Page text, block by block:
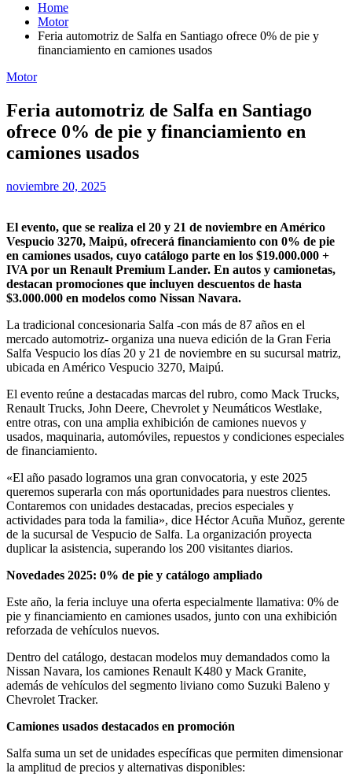
Home
Motor
Feria automotriz de Salfa en Santiago ofrece 0% de pie y
financiamiento en camiones usados
Motor
Feria automotriz de Salfa en Santiago
ofrece 0% de pie y financiamiento en
camiones usados
noviembre 20, 2025
El evento, que se realiza el 20 y 21 de noviembre en Américo
Vespucio 3270, Maipú, ofrecerá financiamiento con 0% de pie
en camiones usados, cuyo catálogo parte en los $19.000.000 +
IVA por un Renault Premium Lander. En autos y camionetas,
destacan promociones que incluyen descuentos de hasta
$3.000.000 en modelos como Nissan Navara.
La tradicional concesionaria Salfa -con más de 87 años en el
mercado automotriz- organiza una nueva edición de la Gran Feria
Salfa Vespucio los días 20 y 21 de noviembre en su sucursal matriz,
ubicada en Américo Vespucio 3270, Maipú.
El evento reúne a destacadas marcas del rubro, como Mack Trucks,
Renault Trucks, John Deere, Chevrolet y Neumáticos Westlake,
entre otras, con una amplia exhibición de camiones nuevos y
usados, maquinaria, automóviles, repuestos y condiciones especiales
de financiamiento.
«El año pasado logramos una gran convocatoria, y este 2025
queremos superarla con más oportunidades para nuestros clientes.
Contaremos con unidades destacadas, precios especiales y
actividades para toda la familia», dice Héctor Acuña Muñoz, gerente
de la sucursal de Vespucio de Salfa. La organización proyecta
duplicar la asistencia, superando los 200 visitantes diarios.
Novedades 2025: 0% de pie y catálogo ampliado
Este año, la feria incluye una oferta especialmente llamativa: 0% de
pie y financiamiento en camiones usados, junto con una exhibición
reforzada de vehículos nuevos.
Dentro del catálogo, destacan modelos muy demandados como la
Nissan Navara, los camiones Renault K480 y Mack Granite,
además de vehículos del segmento liviano como Suzuki Baleno y
Chevrolet Tracker.
Camiones usados destacados en promoción
Salfa suma un set de unidades específicas que permiten dimensionar
la amplitud de precios y alternativas disponibles: